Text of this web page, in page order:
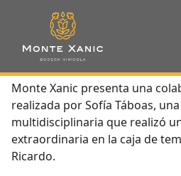
Monte Xanic presenta una
realizada por Sofía Táboas,
multidisciplinaria que realizó
extraordinaria en la caja de
Ricardo.